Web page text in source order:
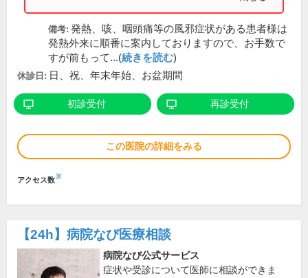
備考: 発熱、咳、咽頭痛等の風邪症状がある患者様は
発熱外来に順番に案内しておりますので、お手数で
すが前もって...(続きを読む)
休診日: 日、祝、年末年始、お盆期間
初診受付 再診受付
この医院の詳細をみる
アクセス数※
【24h】 病院なび医療相談
病院なび公式サービス
症状や受診について医師に相談ができま